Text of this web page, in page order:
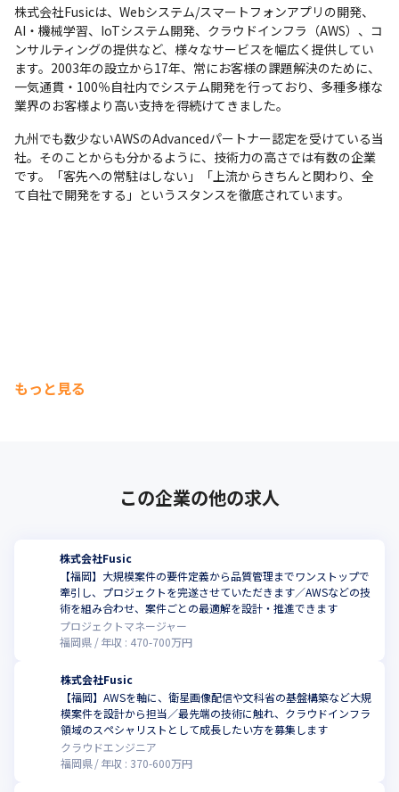
株式会社Fusicは、Webシステム/スマートフォンアプリの開発、
AI・機械学習、IoTシステム開発、クラウドインフラ（AWS）、コ
ンサルティングの提供など、様々なサービスを幅広く提供してい
ます。2003年の設立から17年、常にお客様の課題解決のために、
一気通貫・100％自社内でシステム開発を行っており、多種多様な
業界のお客様より高い支持を得続けてきました。
九州でも数少ないAWSのAdvancedパートナー認定を受けている当
社。そのことからも分かるように、技術力の高さでは有数の企業
です。「客先への常駐はしない」「上流からきちんと関わり、全
て自社で開発をする」というスタンスを徹底されています。
もっと見る
この企業の他の求人
株式会社Fusic
【福岡】大規模案件の要件定義から品質管理までワンストップで
牽引し、プロジェクトを完遂させていただきます／AWSなどの技
術を組み合わせ、案件ごとの最適解を設計・推進できます
プロジェクトマネージャー
福岡県
年収 : 470-700万円
株式会社Fusic
【福岡】AWSを軸に、衛星画像配信や文科省の基盤構築など大規
模案件を設計から担当／最先端の技術に触れ、クラウドインフラ
領域のスペシャリストとして成長したい方を募集します
クラウドエンジニア
福岡県
年収 : 370-600万円